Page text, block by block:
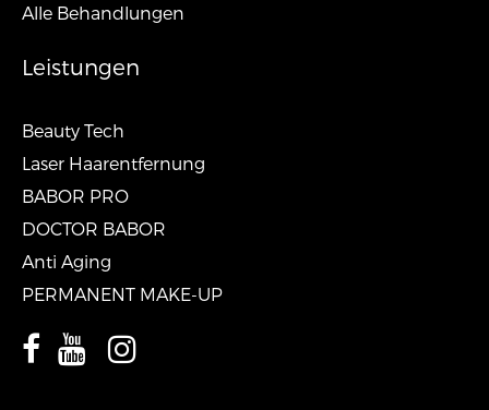
Alle Behandlungen
Leistungen
Beauty Tech
Laser Haarentfernung
BABOR PRO
DOCTOR BABOR
Anti Aging
PERMANENT MAKE-UP